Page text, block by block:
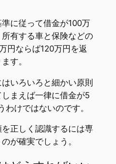
に従って借金が100万
有する車と保険などの
円ならば120万円を返
す。
いろいろと細かい原則
まえば一律に借金が5
わけではないのです。
正しく認識するには専
が確実でしょう。